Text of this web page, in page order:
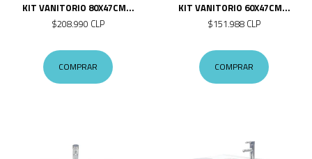
KIT VANITORIO 80X47CM...
$208.990 CLP
COMPRAR
KIT VANITORIO 60X47CM...
$151.988 CLP
COMPRAR